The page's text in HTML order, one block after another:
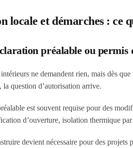
locale et démarches : ce
préalable ou permis
ne demandent rien, mais dès
la question d’autorisation arrive.
est souvent requise pour des
d’ouverture, isolation thermique par
devient nécessaire pour des